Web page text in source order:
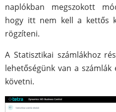
naplókban megszokott
hogy itt nem kell a kettős
rögzíteni.
A Statisztikai számlákhoz
lehetőségünk van a számlák
követni.